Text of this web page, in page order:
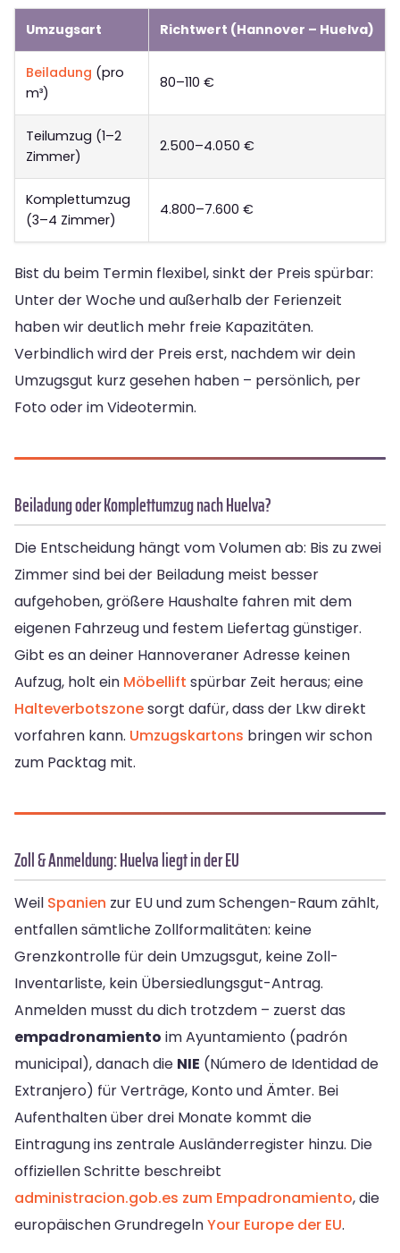
Umzugsart Richtwert (Hannover – Huelva)
Beiladung (pro
m³)
80–110 €
Teilumzug (1–2
Zimmer)
2.500–4.050 €
Komplettumzug
(3–4 Zimmer)
4.800–7.600 €
Bist du beim Termin flexibel, sinkt der Preis spürbar:
Unter der Woche und außerhalb der Ferienzeit
haben wir deutlich mehr freie Kapazitäten.
Verbindlich wird der Preis erst, nachdem wir dein
Umzugsgut kurz gesehen haben – persönlich, per
Foto oder im Videotermin.
Beiladung oder Komplettumzug nach Huelva?
Die Entscheidung hängt vom Volumen ab: Bis zu zwei
Zimmer sind bei der Beiladung meist besser
aufgehoben, größere Haushalte fahren mit dem
eigenen Fahrzeug und festem Liefertag günstiger.
Gibt es an deiner Hannoveraner Adresse keinen
Aufzug, holt ein Möbellift spürbar Zeit heraus; eine
Halteverbotszonesorgt dafür, dass der Lkw direkt
vorfahren kann. Umzugskartons bringen wir schon
zum Packtag mit.
Zoll & Anmeldung: Huelva liegt in der EU
Weil Spanien zur EU und zum Schengen-Raum zählt,
entfallen sämtliche Zollformalitäten: keine
Grenzkontrolle für dein Umzugsgut, keine Zoll-
Inventarliste, kein Übersiedlungsgut-Antrag.
Anmelden musst du dich trotzdem – zuerst das
empadronamiento im Ayuntamiento (padrón
municipal), danach die NIE (Número de Identidad de
Extranjero) für Verträge, Konto und Ämter. Bei
Aufenthalten über drei Monate kommt die
Eintragung ins zentrale Ausländerregister hinzu. Die
offiziellen Schritte beschreibt
administracion.gob.es zum Empadronamiento, die
europäischen GrundregelnYour Europe der EU.